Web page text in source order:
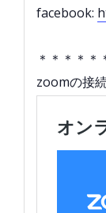
facebook:
＊＊＊＊＊
zoomの接